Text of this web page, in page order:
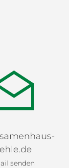
senden